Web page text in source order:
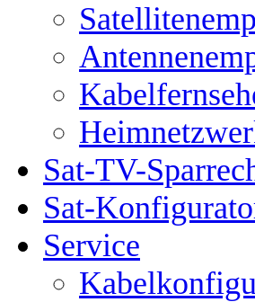
Sat-TV-
Sat-
Service